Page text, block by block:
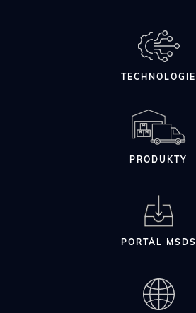
TECHNOLOGIE
PRODUKTY
PORTÁL MSDS